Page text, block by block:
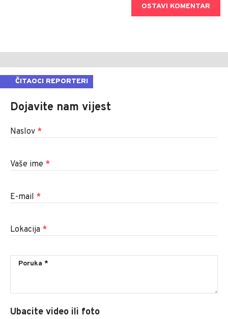
OSTAVI KOMENTAR
ČITAOCI REPORTERI
Dojavite nam vijest
Naslov *
Vaše ime *
E-mail *
Lokacija *
Ubacite video ili foto